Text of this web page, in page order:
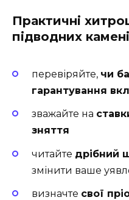
Практичні
підводних
перевіряйте, чи
гарантування
зважайте на
зняття
читайте дрібний
змінити ваше
визначте свої